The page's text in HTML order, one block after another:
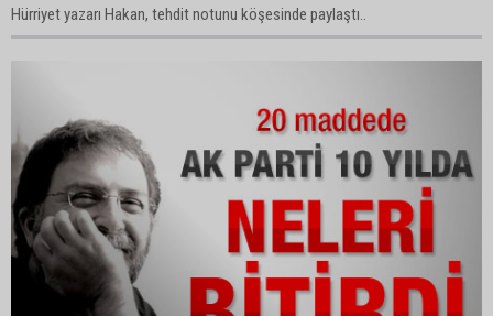
Hürriyet yazarı Hakan, tehdit notunu köşesinde paylaştı..